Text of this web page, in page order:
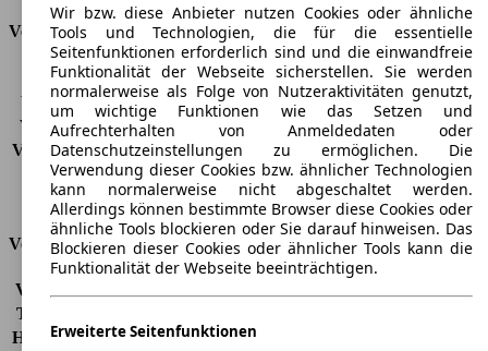
Verbrauch
CO2 Emissionen*
206 g/km (komb.)
Verbrauch (Stadt)
9,0 l/100km
Verbrauch (Land)
7,1 l/100km
Verbrauch (komb.)* 7,8 l/100km
Schadstoffklasse
EU5
Tankinhalt
80 l
Versicherungsklassen
Vollkasko
Teilkasko
Haftpflicht -
Wir bzw. diese Anbieter nutzen Cookies oder ähnliche
Tools und Technologien, die für die essentielle
Seitenfunktionen erforderlich sind und die einwandfreie
Funktionalität der Webseite sicherstellen. Sie werden
normalerweise als Folge von Nutzeraktivitäten genutzt,
um wichtige Funktionen wie das Setzen und
Aufrechterhalten von Anmeldedaten oder
Datenschutzeinstellungen zu ermöglichen. Die
Verwendung dieser Cookies bzw. ähnlicher Technologien
kann normalerweise nicht abgeschaltet werden.
Allerdings können bestimmte Browser diese Cookies oder
ähnliche Tools blockieren oder Sie darauf hinweisen. Das
Blockieren dieser Cookies oder ähnlicher Tools kann die
Funktionalität der Webseite beeinträchtigen.
Erweiterte Seitenfunktionen